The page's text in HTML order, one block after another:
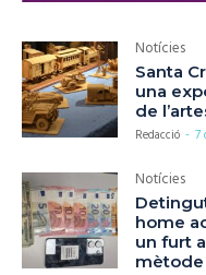
Notícies
Santa
una
de
Redacció - 7
Notícies
home
un furt
mètode